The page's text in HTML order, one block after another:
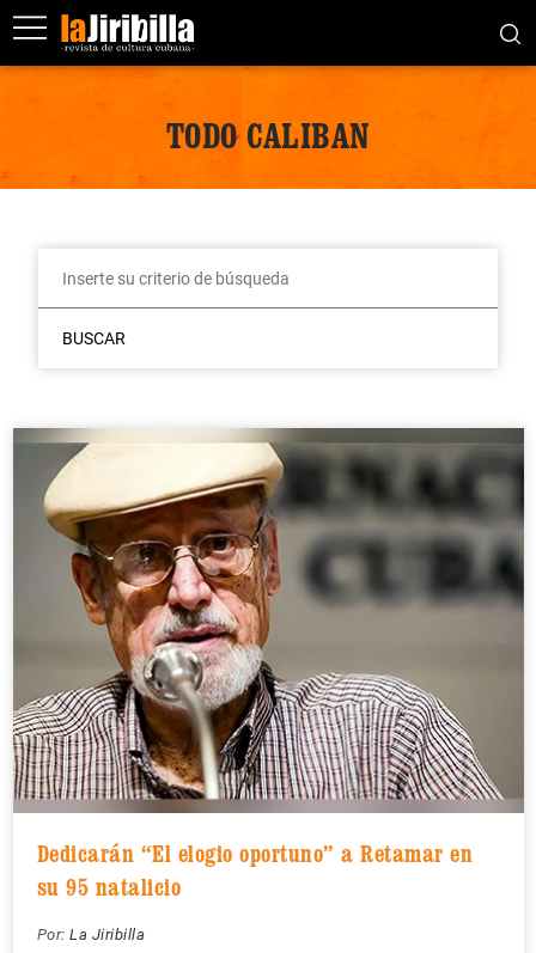
TODO CALIBAN
BUSCAR
Dedicarán “El elogio oportuno” a Retamar en
su 95 natalicio
Por: La Jiribilla